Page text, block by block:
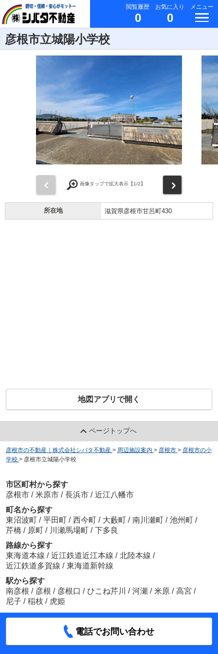
閲覧履歴
0
お気に入り
0
メニュー
彦根市立城陽小学校
画像タップで拡大表示【1/2】
所在地 滋賀県彦根市甘呂町430
地図アプリで開く
ページトップへ
彦根市の不動産｜株式会社シバタ不動産 > 周辺施設案内 > 彦根市 > 彦根市の小
学校 > 彦根市立城陽小学校
市区町村から探す
彦根市 / 米原市 / 長浜市 / 近江八幡市
町名から探す
東沼波町 / 平田町 / 西今町 / 大藪町 / 南川瀬町 / 池州町 /
芹橋 / 原町 / 川瀬馬場町 / 下多良
路線から探す
東海道本線 / 近江鉄道近江本線 / 北陸本線 /
近江鉄道多賀線 / 東海道新幹線
駅から探す
南彦根 / 彦根 / 彦根口 / ひこね芹川 / 河瀬 / 米原 / 高宮 /
尼子 / 稲枝 / 虎姫
電話でお問い合わせ